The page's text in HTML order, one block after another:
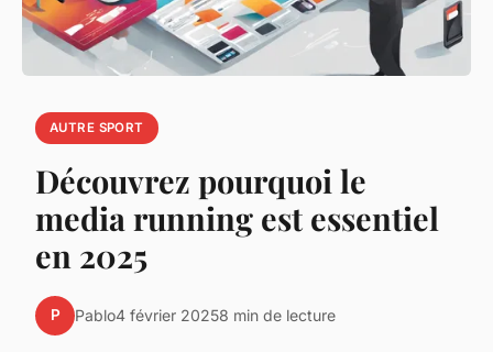
AUTRE SPORT
Découvrez pourquoi le
media running est essentiel
en 2025
P Pablo4 février 20258 min de lecture